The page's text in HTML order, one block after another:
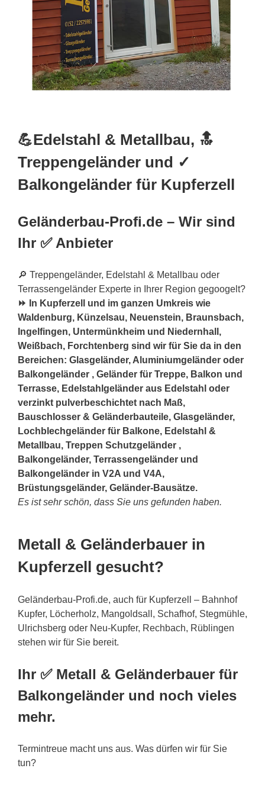
💪Edelstahl & Metallbau, 🔝
Treppengeländer und ✓
Balkongeländer für Kupferzell
Geländerbau-Profi.de – Wir sind
Ihr ✅ Anbieter
🔎 Treppengeländer, Edelstahl & Metallbau oder
Terrassengeländer Experte in Ihrer Region gegoogelt?
⏩ In Kupferzell und im ganzen Umkreis wie
Waldenburg, Künzelsau, Neuenstein, Braunsbach,
Ingelfingen, Untermünkheim und Niedernhall,
Weißbach, Forchtenberg sind wir für Sie da in den
Bereichen: Glasgeländer, Aluminiumgeländer oder
Balkongeländer , Geländer für Treppe, Balkon und
Terrasse, Edelstahlgeländer aus Edelstahl oder
verzinkt pulverbeschichtet nach Maß,
Bauschlosser & Geländerbauteile, Glasgeländer,
Lochblechgeländer für Balkone, Edelstahl &
Metallbau, Treppen Schutzgeländer ,
Balkongeländer, Terrassengeländer und
Balkongeländer in V2A und V4A,
Brüstungsgeländer, Geländer-Bausätze.
Es ist sehr schön, dass Sie uns gefunden haben.
Metall & Geländerbauer in
Kupferzell gesucht?
Geländerbau-Profi.de, auch für Kupferzell – Bahnhof
Kupfer, Löcherholz, Mangoldsall, Schafhof, Stegmühle,
Ulrichsberg oder Neu-Kupfer, Rechbach, Rüblingen
stehen wir für Sie bereit.
Ihr ✅ Metall & Geländerbauer für
Balkongeländer und noch vieles
mehr.
Termintreue macht uns aus. Was dürfen wir für Sie
tun?